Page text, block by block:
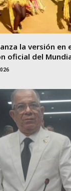
la versión en
oficial del